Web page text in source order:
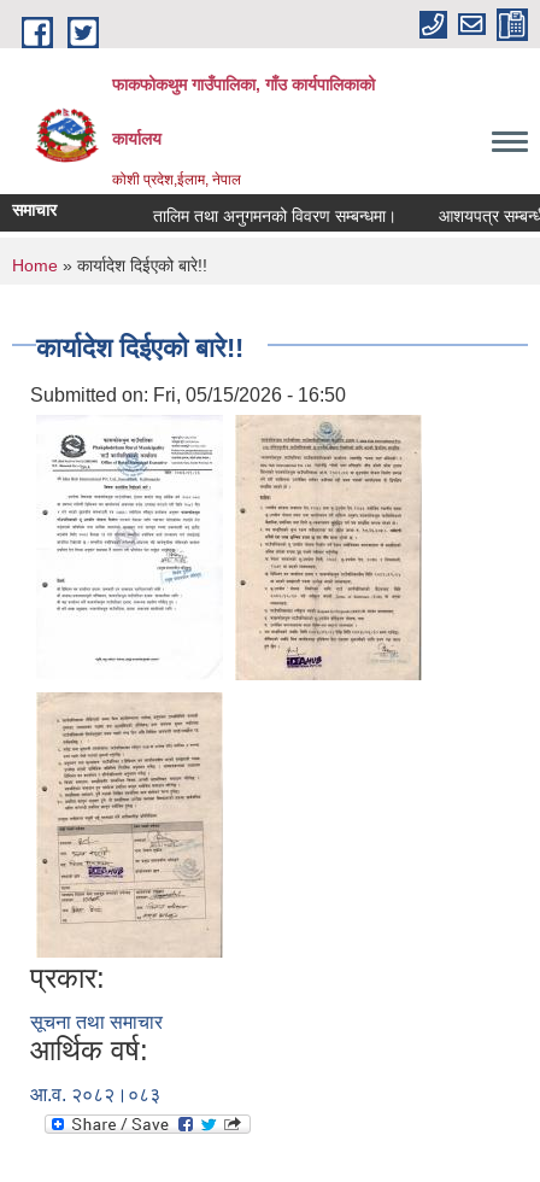
Skip to main content
फाकफोकथुम गाउँपालिका, गाँउ कार्यपालिकाको
कार्यालय
कोशी प्रदेश,ईलाम, नेपाल
समाचार तालिम तथा अनुगमनको विवरण सम्बन्धमा। आशयपत्र सम्बन्धी
You are here
Home » कार्यादेश दिईएको बारे!!
कार्यादेश दिईएको बारे!!
Submitted on: Fri, 05/15/2026 - 16:50
प्रकार:
सूचना तथा समाचार
आर्थिक वर्ष:
आ.व. २०८२।०८३